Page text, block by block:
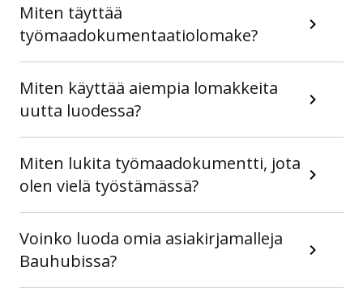
Miten täyttää
työmaadokumentaatiolomake?
Miten käyttää aiempia lomakkeita
uutta luodessa?
Miten lukita työmaadokumentti, jota
olen vielä työstämässä?
Voinko luoda omia asiakirjamalleja
Bauhubissa?